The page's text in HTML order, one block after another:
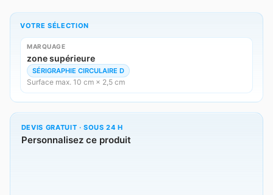
VOTRE SÉLECTION
MARQUAGE
zone supérieure
SÉRIGRAPHIE CIRCULAIRE D
Surface max. 10 cm × 2,5 cm
DEVIS GRATUIT · SOUS 24 H
Personnalisez ce produit